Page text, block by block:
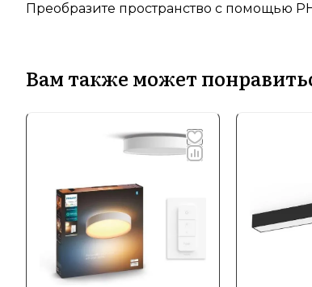
Преобразите пространство с помощью
Вам также может